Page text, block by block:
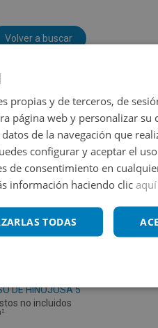
Volver a buscar
DE HINOJOSA 5
no incluidos
2
propias y de terceros, de
página web y personalizar su
de la navegación que
configurar y aceptar el
de consentimiento en
información haciendo clic aquí
TODAS